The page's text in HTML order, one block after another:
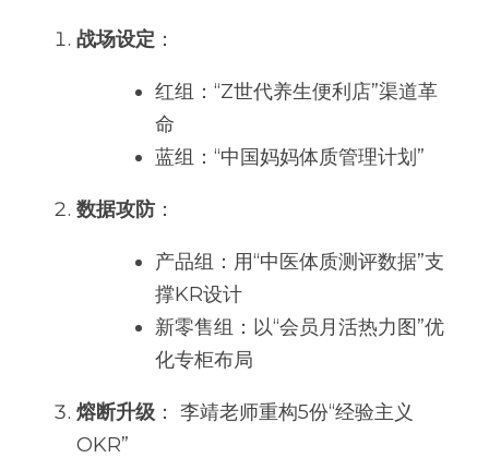
战场设定 ：
红组：“Z世代养生便利店”渠道革
命
蓝组：“中国妈妈体质管理计划”
数据攻防：
产品组：用“中医体质测评数据”支
撑KR设计
新零售组：以“会员月活热力图”优
化专柜布局
熔断升级 ： 李靖老师重构5份“经验主义
OKR”